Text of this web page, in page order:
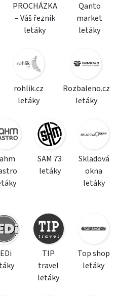
PROCHÁZKA
– Váš řezník
letáky
Qanto
market
letáky
rohlik.cz
letáky
Rozbaleno.cz
letáky
SAM 73
letáky
Skladová
okna
letáky
TIP
travel
letáky
Top shop
letáky